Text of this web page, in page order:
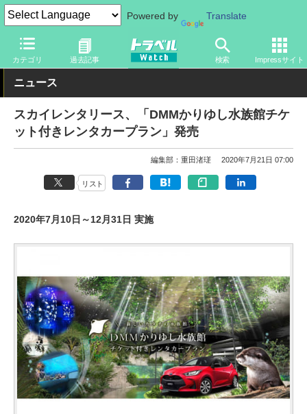
Powered by Translate
カテゴリ 過去記事 検索 Impressサイト
トラベル Watch 地域 国内旅行 沖縄
ニュース
スカイレンタリース、「DMMかりゆし水族館チケ
ット付きレンタカープラン」発売
編集部：重田渚瑳 2020年7月21日 07:00
リスト
2020年7月10日～12月31日 実施